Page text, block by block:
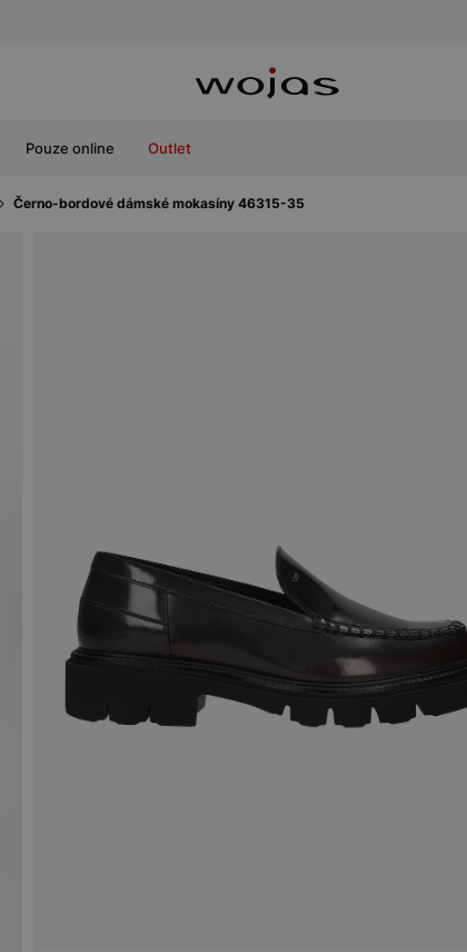
Pouze online Outlet
Černo-bordové dámské mokasíny 46315-35